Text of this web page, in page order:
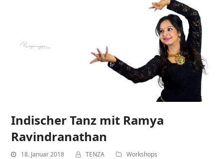
Indischer Tanz mit Ramya
Ravindranathan
18. Januar 2018 TENZA Workshops